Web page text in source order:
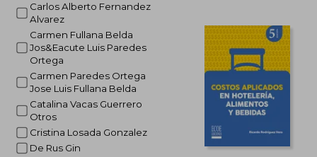
Carlos Alberto Fernandez
Alvarez
Carmen Fullana Belda
Jos&Eacute Luis Paredes
Ortega
Carmen Paredes Ortega
Jose Luis Fullana Belda
Catalina Vacas Guerrero
Otros
Cristina Losada Gonzalez
De Rus Gin